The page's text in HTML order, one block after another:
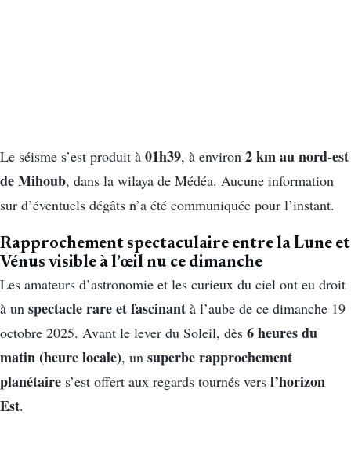
Le séisme s’est produit à 01h39, à environ 2 km au nord-est
de Mihoub, dans la wilaya de Médéa. Aucune information
sur d’éventuels dégâts n’a été communiquée pour l’instant.
Rapprochement spectaculaire entre la Lune et
Vénus visible à l’œil nu ce dimanche
Les amateurs d’astronomie et les curieux du ciel ont eu droit
à un spectacle rare et fascinant à l’aube de ce dimanche 19
octobre 2025. Avant le lever du Soleil, dès 6 heures du
matin (heure locale), un superbe rapprochement
planétaire s’est offert aux regards tournés vers l’horizon
Est.